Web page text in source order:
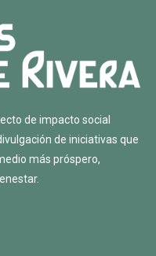
de impacto social
de iniciativas que
más próspero,